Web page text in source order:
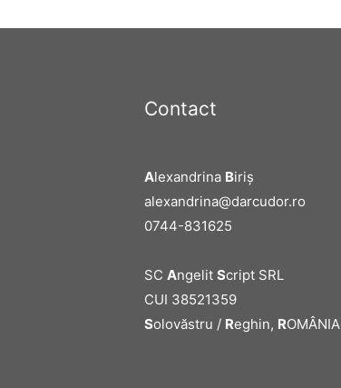
Contact
Alexandrina Biriş
alexandrina@darcudor.ro
0744-831625
SC Angelit Script SRL
CUI 38521359
Solovăstru / Reghin, ROMÂNIA